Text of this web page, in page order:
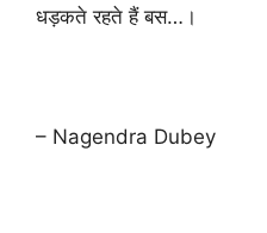
धड़कते रहते हैं बस…।
– Nagendra Dubey